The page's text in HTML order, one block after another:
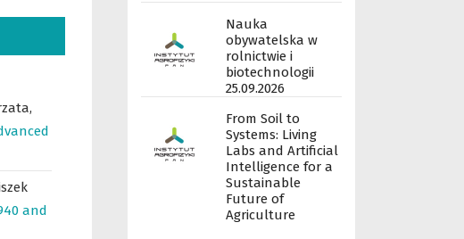
and
Nauka
obywatelska w
rolnictwie i
biotechnologii
25.09.2026
From Soil to
Systems: Living
Labs and Artificial
Intelligence for a
Sustainable
Future of
Agriculture